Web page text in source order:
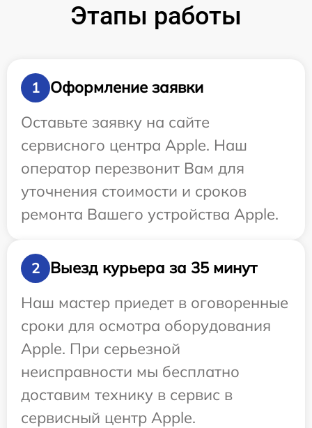
Этапы работы
1
Оформление заявки
Оставьте заявку на сайте
сервисного центра Apple. Наш
оператор перезвонит Вам для
уточнения стоимости и сроков
ремонта Вашего устройства Apple.
2
Выезд курьера за 35 минут
Наш мастер приедет в оговоренные
сроки для осмотра оборудования
Apple. При серьезной
неисправности мы бесплатно
доставим технику в сервис в
сервисный центр Apple.